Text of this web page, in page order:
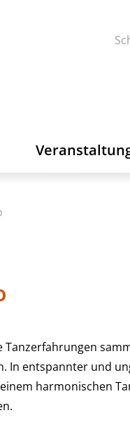
Tanzerfahrungen
In entspannter und
harmonischen